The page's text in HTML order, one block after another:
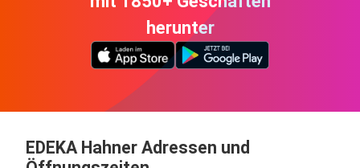
herunter
EDEKA Hahner Adressen und